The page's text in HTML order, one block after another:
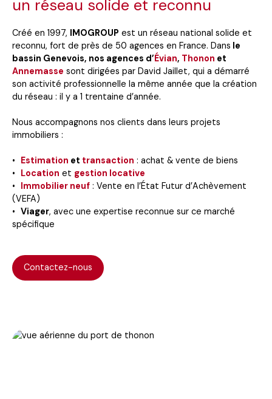
un réseau solide et reconnu
Créé en 1997, IMOGROUP est un réseau national solide et
reconnu, fort de près de 50 agences en France. Dans le
bassin Genevois, nos agences d’Évian, Thonon et
Annemasse sont dirigées par David Jaillet, qui a démarré
son activité professionnelle la même année que la création
du réseau : il y a 1 trentaine d’année.
Nous accompagnons nos clients dans leurs projets
immobiliers :
Estimation et transaction : achat & vente de biens
Location et gestion locative
Immobilier neuf : Vente en l’État Futur d’Achèvement
(VEFA)
Viager, avec une expertise reconnue sur ce marché
spécifique
Contactez-nous